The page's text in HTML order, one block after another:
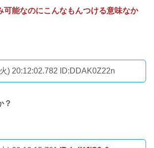
可能なのにこんなもんつける意味なか
) 20:12:02.782 ID:DDAK0Z22n
？